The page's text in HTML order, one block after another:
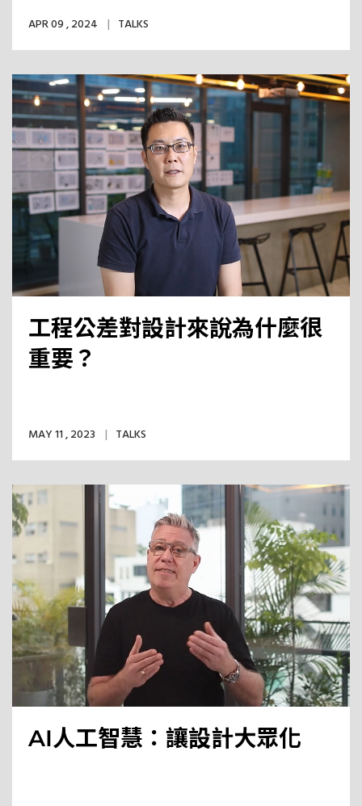
APR 09 , 2024 TALKS
工程公差對設計來說為什麼很
重要？
MAY 11 , 2023 TALKS
AI人工智慧：讓設計大眾化